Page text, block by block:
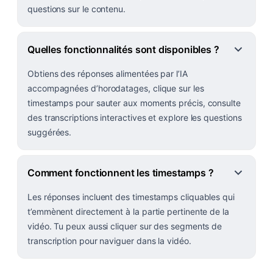
questions sur le contenu.
Quelles fonctionnalités sont disponibles ?
Obtiens des réponses alimentées par l’IA
accompagnées d’horodatages, clique sur les
timestamps pour sauter aux moments précis, consulte
des transcriptions interactives et explore les questions
suggérées.
Comment fonctionnent les timestamps ?
Les réponses incluent des timestamps cliquables qui
t’emmènent directement à la partie pertinente de la
vidéo. Tu peux aussi cliquer sur des segments de
transcription pour naviguer dans la vidéo.